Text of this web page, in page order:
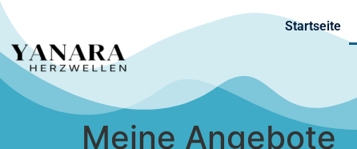
content
Startseite
Meine Angebote